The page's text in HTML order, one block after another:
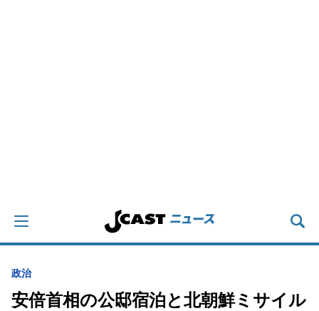
政治
安倍首相の公邸宿泊と北朝鮮ミサイル